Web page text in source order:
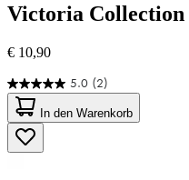
Victoria Collection
€ 10,90
5.0 (2)
5.0
von
5
Sternen.
2
In den Warenkorb